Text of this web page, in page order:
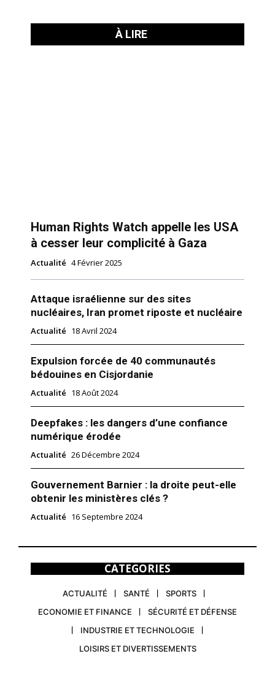
À LIRE
Human Rights Watch appelle les USA
à cesser leur complicité à Gaza
Actualité 4 Février 2025
Attaque israélienne sur des sites
nucléaires, Iran promet riposte et nucléaire
Actualité 18 Avril 2024
Expulsion forcée de 40 communautés
bédouines en Cisjordanie
Actualité 18 Août 2024
Deepfakes : les dangers d’une confiance
numérique érodée
Actualité 26 Décembre 2024
Gouvernement Barnier : la droite peut-elle
obtenir les ministères clés ?
Actualité 16 Septembre 2024
CATEGORIES
ACTUALITÉ SANTÉ
SPORTS
ECONOMIE ET FINANCE
SÉCURITÉ ET DÉFENSE
INDUSTRIE ET TECHNOLOGIE
LOISIRS ET DIVERTISSEMENTS